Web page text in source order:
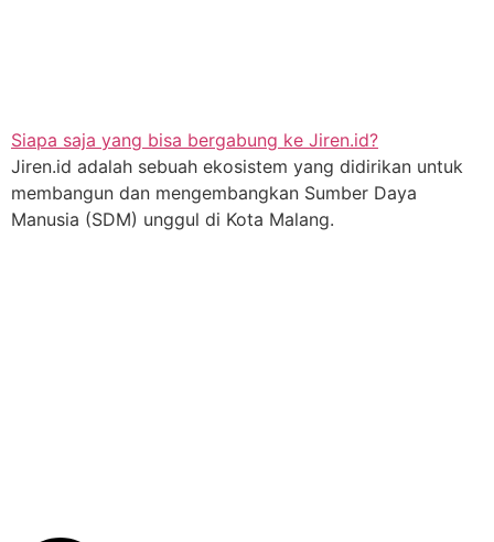
Siapa saja yang bisa bergabung ke Jiren.id?
Jiren.id adalah sebuah ekosistem yang didirikan untuk
membangun dan mengembangkan Sumber Daya
Manusia (SDM) unggul di Kota Malang.